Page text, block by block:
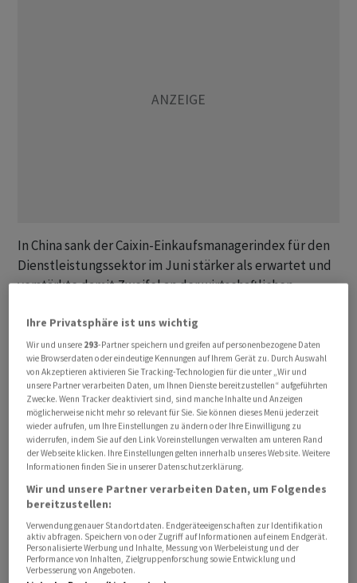
In China sank der Caixin-Einkaufsmanagerindex für den
Dienstleistungssektor im Juni stärker als erwartet und
verstärkte damit Zweifel an der wirtschaftlichen
Unternehmensstimmung in der Eurozone im Juni
deutlich ein. Der Einkaufsmanagerindex von S&P Global
fiel zum Vormonat auf das niedrigste Niveau seit Ende
vergangenen Jahres. Zudem wurde die 50-Punkte-
Marke, die Wachstum von Schrumpfung trennt, leicht
unterschritten.
Vorsicht war auch angesichts der am Abend
anstehenden Veröffentlichung des jüngsten US-
Notenbankprotokolls angesagt. "Notenbanker, allen
voran Fed-Chef Powell, haben in der letzten Woche,
deutlich gemacht, dass die Dämpfung der
gesamtwirtschaftlichen Nachfrage und der Dynamik am
Ihre Privatsphäre ist uns wichtig
Wir und unsere 293-Partner speichern und greifen auf personenbezogene Daten
wie Browserdaten oder eindeutige Kennungen auf Ihrem Gerät zu. Durch Auswahl
von Akzeptieren aktivieren Sie Tracking-Technologien für die unter „Wir und
unsere Partner verarbeiten Daten, um Ihnen Dienste bereitzustellen“ aufgeführten
Zwecke. Wenn Tracker deaktiviert sind, sind manche Inhalte und Anzeigen
möglicherweise nicht mehr so relevant für Sie. Sie können dieses Menü jederzeit
wieder aufrufen, um Ihre Einstellungen zu ändern oder Ihre Einwilligung zu
widerrufen, indem Sie auf den Link Voreinstellungen verwalten am unteren Rand
der Webseite klicken. Ihre Einstellungen gelten innerhalb unseres Website. Weitere
Informationen finden Sie in unserer Datenschutzerklärung.
Wir und unsere Partner verarbeiten Daten, um Folgendes
bereitzustellen:
Verwendung genauer Standortdaten. Endgeräteeigenschaften zur Identifikation
aktiv abfragen. Speichern von oder Zugriff auf Informationen auf einem Endgerät.
Personalisierte Werbung und Inhalte, Messung von Werbeleistung und der
Performance von Inhalten, Zielgruppenforschung sowie Entwicklung und
Verbesserung von Angeboten.